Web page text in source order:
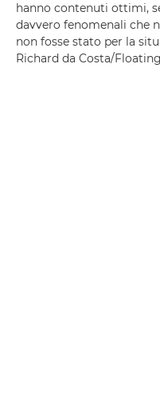
hanno contenuti ottimi,
davvero fenomenali che
non fosse stato per la
Richard da Costa/